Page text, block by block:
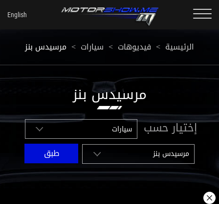
الرئيسية < فيديوهات < سيارات < مرسيدس بنز
مرسيدس بنز
إختيار حسب